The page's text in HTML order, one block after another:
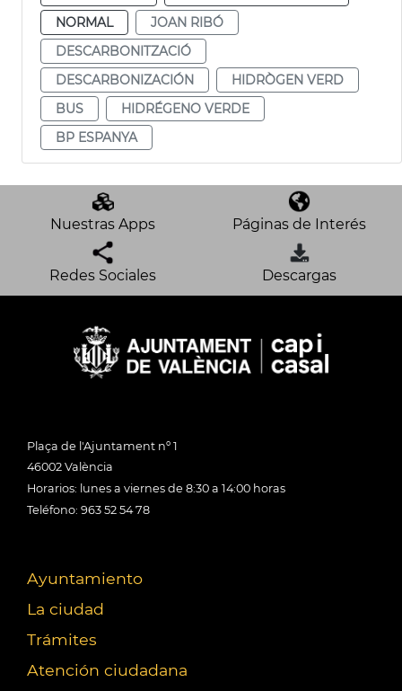
NORMAL
JOAN RIBÓ
DESCARBONITZACIÓ
DESCARBONIZACIÓN
HIDRÒGEN VERD
BUS
HIDRÉGENO VERDE
BP ESPANYA
Nuestras Apps Páginas de Interés
Redes Sociales Descargas
Plaça de l'Ajuntament nº 1
46002 València
Horarios: lunes a viernes de 8:30 a 14:00 horas
Teléfono: 963 52 54 78
Ayuntamiento
La ciudad
Trámites
Atención ciudadana